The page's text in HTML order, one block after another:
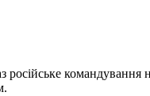
командування